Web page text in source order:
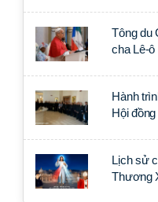
Tông du
cha Lê-ô
Hành
Hội
Lịch sử
Thương